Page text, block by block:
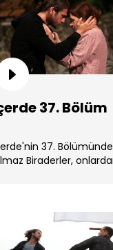
37. Bölüm
37.
Biraderler,